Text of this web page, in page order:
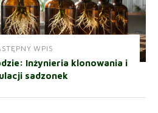
WPIS
Inżynieria klonowania i
sadzonek